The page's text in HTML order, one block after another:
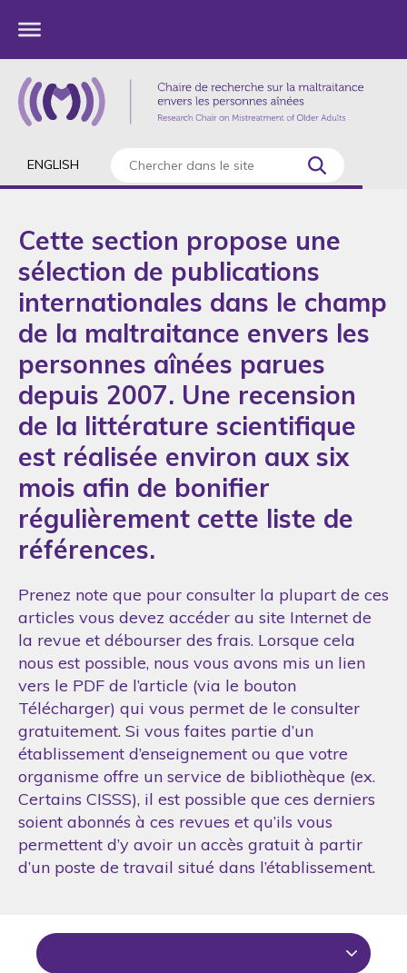
ENGLISH
Cette section propose une
sélection de publications
internationales dans le champ
de la maltraitance envers les
personnes aînées parues
depuis 2007. Une recension
de la littérature scientifique
est réalisée environ aux six
mois afin de bonifier
régulièrement cette liste de
références.
Prenez note que pour consulter la plupart de ces
articles vous devez accéder au site Internet de
la revue et débourser des frais. Lorsque cela
nous est possible, nous vous avons mis un lien
vers le PDF de l’article (via le bouton
Télécharger) qui vous permet de le consulter
gratuitement. Si vous faites partie d’un
établissement d’enseignement ou que votre
organisme offre un service de bibliothèque (ex.
Certains CISSS), il est possible que ces derniers
soient abonnés à ces revues et qu’ils vous
permettent d’y avoir un accès gratuit à partir
d’un poste de travail situé dans l’établissement.